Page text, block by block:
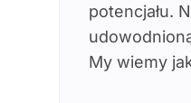
potencjału.
My wiemy